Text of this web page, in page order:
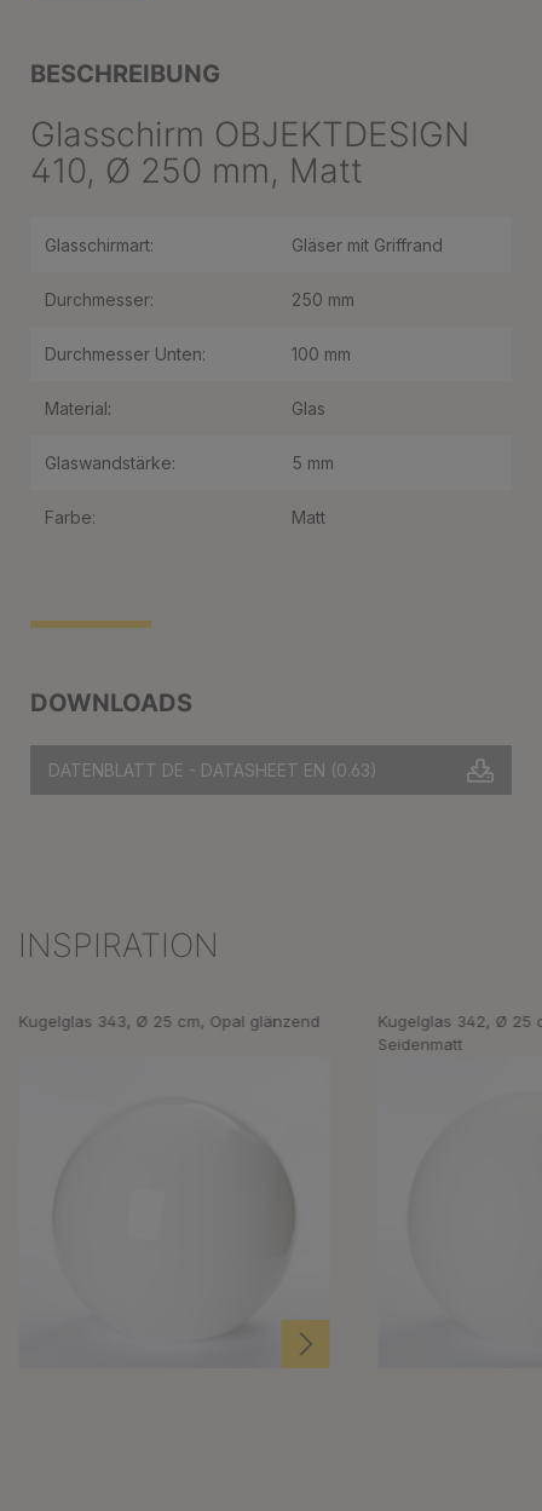
DOWNLOADS
DATENBLATT DE - DATASHEET EN (0.63)
BESCHREIBUNG
Glasschirm OBJEKTDESIGN
410, Ø 250 mm, Matt
Glasschirmart: Gläser mit Griffrand
Durchmesser: 250 mm
Durchmesser Unten: 100 mm
Material: Glas
Glaswandstärke: 5 mm
Farbe: Matt
Produktgalerie überspringen
INSPIRATION
Kugelglas 343, Ø 25 cm, Opal glänzend
Kugelglas 342, Ø 25
Seidenmatt